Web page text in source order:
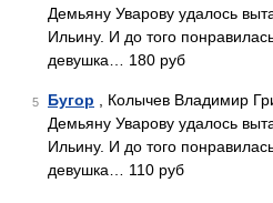
Демьяну Уварову удалось
Ильину. И до того
девушка… 180 руб
5 Бугор , Колычев Владимир
Демьяну Уварову удалось
Ильину. И до того
девушка… 110 руб